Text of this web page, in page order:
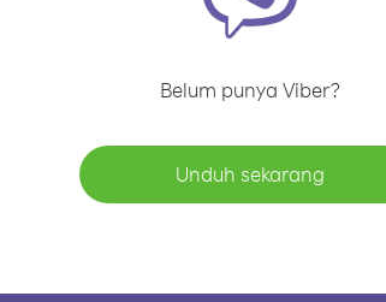
Belum punya Viber?
Unduh sekarang